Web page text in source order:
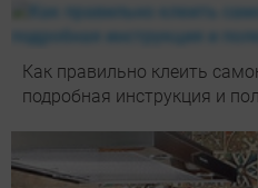
Как правильно клеить
подробная инструкция и